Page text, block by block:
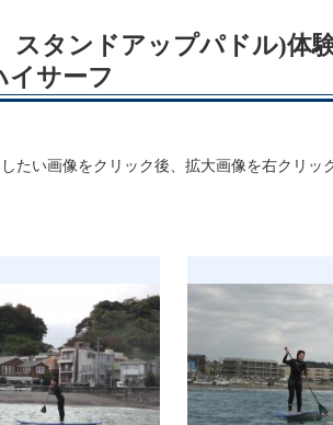
スタンドアップパドル)体
イサーフ
たい画像をクリック後、拡大画像を右クリッ